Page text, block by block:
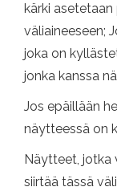
kärki
väliaineeseen;
joka on
jonka kanssa
Jos epäillään
näytteessä on
Näytteet, jotka
siirtää tässä